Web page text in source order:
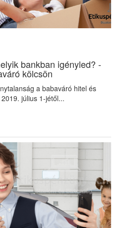
bankban igényled? -
kölcsön
a babaváró hitel és
július 1-jétől...